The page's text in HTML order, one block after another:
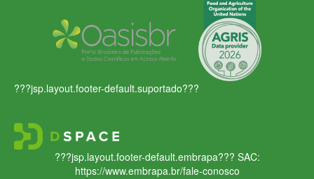
???jsp.layout.footer-default.suportado???
???jsp.layout.footer-default.embrapa??? SAC:
https://www.embrapa.br/fale-conosco